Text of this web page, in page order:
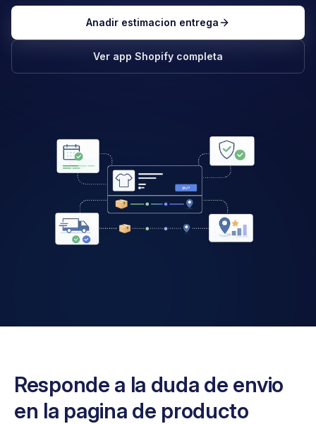
Anadir estimacion entrega
Ver app Shopify completa
Responde a la duda de envio
en la pagina de producto